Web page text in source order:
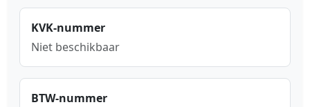
KVK-nummer
Niet beschikbaar
BTW-nummer